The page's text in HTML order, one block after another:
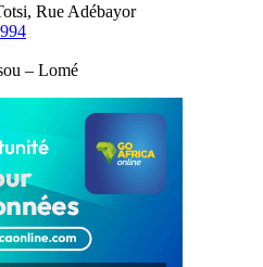
Rue Adébayor
– Lomé